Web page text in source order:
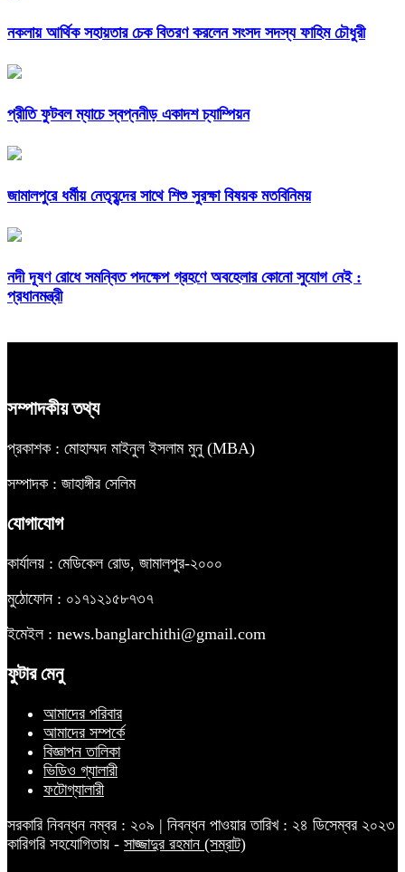
নকলায় আর্থিক সহায়তার চেক বিতরণ করলেন সংসদ সদস্য ফাহিম চৌধুরী
প্রীতি ফুটবল ম্যাচে স্বপ্ননীড় একাদশ চ্যাম্পিয়ন
জামালপুরে ধর্মীয় নেতৃবৃন্দের সাথে শিশু সুরক্ষা বিষয়ক মতবিনিময়
নদী দূষণ রোধে সমন্বিত পদক্ষেপ গ্রহণে অবহেলার কোনো সুযোগ নেই :
প্রধানমন্ত্রী
সম্পাদকীয় তথ্য
প্রকাশক : মোহাম্মদ মাইনুল ইসলাম মুনু (MBA)
সম্পাদক : জাহাঙ্গীর সেলিম
যোগাযোগ
কার্যালয় : মেডিকেল রোড, জামালপুর-২০০০
মুঠোফোন : ০১৭১২১৫৮৭৩৭
ইমেইল : news.banglarchithi@gmail.com
ফুটার মেনু
আমাদের পরিবার
আমাদের সম্পর্কে
বিজ্ঞাপন তালিকা
ভিডিও গ্যালারী
ফটোগ্যালারী
সরকারি নিবন্ধন নম্বর : ২০৯ | নিবন্ধন পাওয়ার তারিখ : ২৪ ডিসেম্বর ২০২৩
কারিগরি সহযোগিতায় - সাজ্জাদুর রহমান (সম্রাট)